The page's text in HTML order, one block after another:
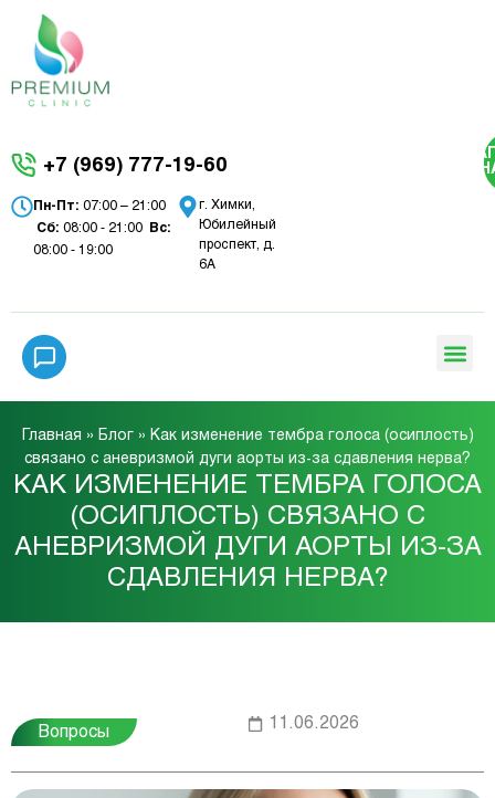
Пн-Пт: 07:00 – 21:00
Сб: 08:00 - 21:00
Вc:
08:00 - 19:00
г. Химки,
Юбилейный
проспект, д.
6А
+7 (969) 777-19-60
Главная » Блог » Как изменение тембра голоса (осиплость)
связано с аневризмой дуги аорты из-за сдавления нерва?
КАК ИЗМЕНЕНИЕ ТЕМБРА ГОЛОСА
(ОСИПЛОСТЬ) СВЯЗАНО С
АНЕВРИЗМОЙ ДУГИ АОРТЫ ИЗ-ЗА
СДАВЛЕНИЯ НЕРВА?
Вопросы
11.06.2026